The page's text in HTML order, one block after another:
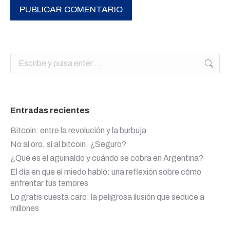
PUBLICAR COMENTARIO
Buscar:
Entradas recientes
Bitcoin: entre la revolución y la burbuja
No al oro, sí al bitcoin. ¿Seguro?
¿Qué es el aguinaldo y cuándo se cobra en Argentina?
El día en que el miedo habló: una reflexión sobre cómo
enfrentar tus temores
Lo gratis cuesta caro: la peligrosa ilusión que seduce a
millones